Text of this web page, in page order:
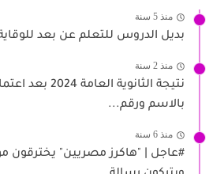
منذ 5 سنة
بديل الدروس للتعلم عن بعد
منذ 2 سنة
نتيجة الثانوية
بالاسم ورقم...
منذ 6 سنة
#عاجل | "هاكرز مصريين" يخترقون